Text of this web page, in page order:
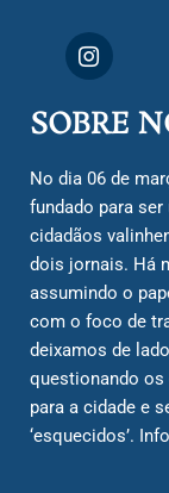
SOBRE
No dia 06 de
fundado para
cidadãos
dois jornais. Há
assumindo o
com o foco de
deixamos de
questionando
para a cidade e
‘esquecidos’.